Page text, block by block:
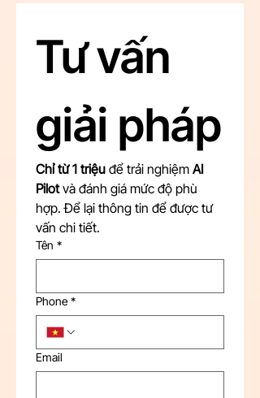
Tư vấn
giải pháp
Chỉ từ 1 triệu để trải nghiệm AI
Pilot và đánh giá mức độ phù
hợp. Để lại thông tin để được tư
vấn chi tiết.
Tên *
Phone *
Email